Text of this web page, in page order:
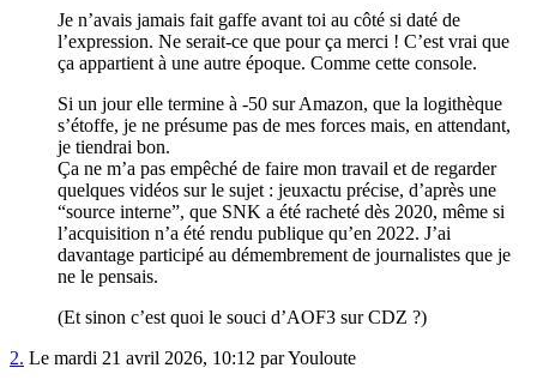
Je n’avais jamais fait gaffe avant toi au côté si daté de
l’expression. Ne serait-ce que pour ça merci ! C’est vrai que
ça appartient à une autre époque. Comme cette console.
Si un jour elle termine à -50 sur Amazon, que la logithèque
s’étoffe, je ne présume pas de mes forces mais, en attendant,
je tiendrai bon.
Ça ne m’a pas empêché de faire mon travail et de regarder
quelques vidéos sur le sujet : jeuxactu précise, d’après une
“source interne”, que SNK a été racheté dès 2020, même si
l’acquisition n’a été rendu publique qu’en 2022. J’ai
davantage participé au démembrement de journalistes que je
ne le pensais.
(Et sinon c’est quoi le souci d’AOF3 sur CDZ ?)
2. Le mardi 21 avril 2026, 10:12 par Youloute